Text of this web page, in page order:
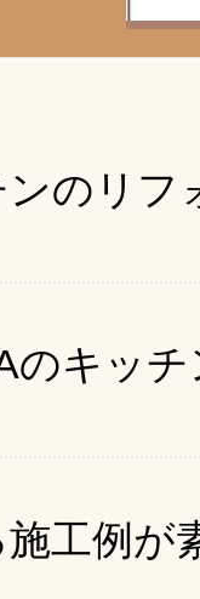
リフ
キッチ
例が